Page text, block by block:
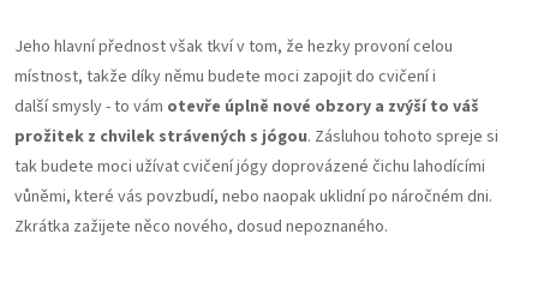
Jeho hlavní přednost však tkví v tom, že hezky provoní celou
místnost, takže díky němu budete moci zapojit do cvičení i
další smysly - to vám otevře úplně nové obzory a zvýší to váš
prožitek z chvilek strávených s jógou. Zásluhou tohoto spreje si
tak budete moci užívat cvičení jógy doprovázené čichu lahodícími
vůněmi, které vás povzbudí, nebo naopak uklidní po náročném dni.
Zkrátka zažijete něco nového, dosud nepoznaného.